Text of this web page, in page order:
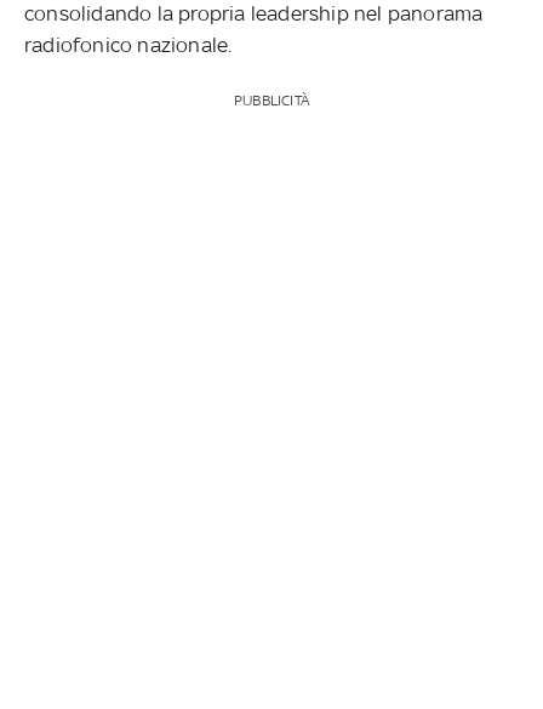
consolidando la propria leadership nel panorama
radiofonico nazionale.
PUBBLICITÀ